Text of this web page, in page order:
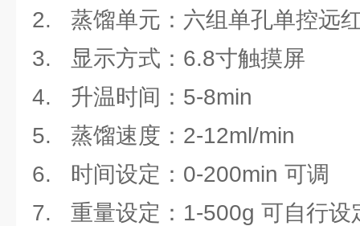
2. 蒸馏单元：六组单孔单控远
3. 显示方式：6.8寸触摸屏
4. 升温时间：5-8min
5. 蒸馏速度：2-12ml/min
6. 时间设定：0-200min 可调
7. 重量设定：1-500g 可自行设